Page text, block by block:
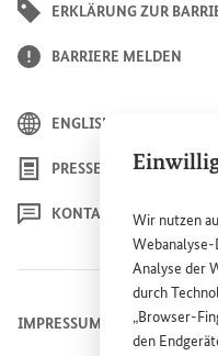
Wir nutzen
Analyse der
durch
„Browser-
den
ERKLÄRUNG ZUR
BARRIERE MELDEN
ENGLISH
PRESSE
KONTAKT
IMPRESSUM